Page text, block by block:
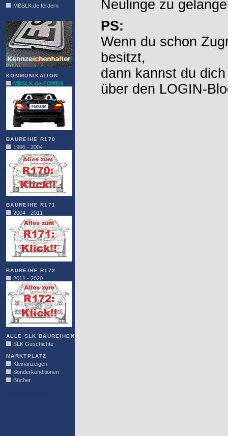
MBSLK.de fördern
KOMMUNIKATION
MBSLK.de-FOREN
BAUREIHE R170
1996 - 2004
BAUREIHE R171
2004 - 2011
BAUREIHE R172
2011 - 2020
ALLE SLK BAUREIHEN
SLK Geschichte
MARKTPLATZ
Kleinanzeigen
Sonderkonditionen
Bücher
Neulinge zu
PS:
Wenn du schon
besitzt,
dann kannst du
über den LOGIN-